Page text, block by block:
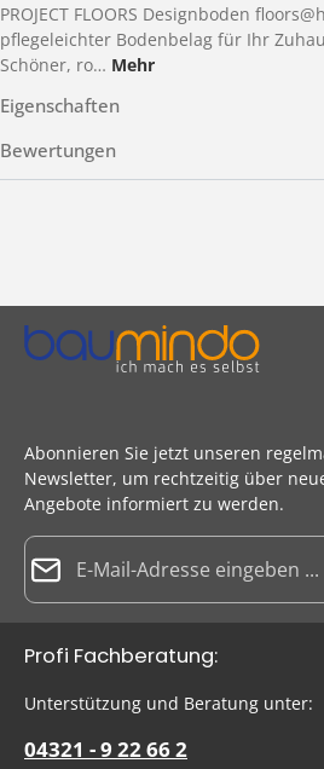
PROJECT FLOORS Designboden
pflegeleichter Bodenbelag für Ihr
Schöner, ro… Mehr
Eigenschaften
Bewertungen
Abonnieren Sie jetzt unseren
Newsletter, um rechtzeitig über
Angebote informiert zu werden.
E-Mail-Adresse*
Datenschutz
Ich habe die
einverstanden.
Um weiterzugehen, geben Sie die
ein*
Die mit einem Stern (*) markierten
Profi Fachberatung:
Unterstützung und Beratung unter:
04321 - 9 22 66 2